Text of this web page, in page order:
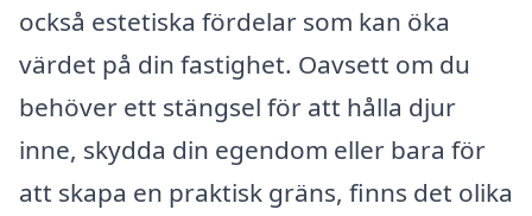
också estetiska fördelar som kan öka
värdet på din fastighet. Oavsett om du
behöver ett stängsel för att hålla djur
inne, skydda din egendom eller bara för
att skapa en praktisk gräns, finns det olika